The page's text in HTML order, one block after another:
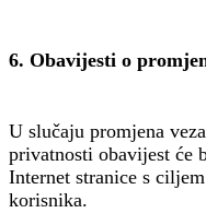
6. Obavijesti o
U slučaju promjena
privatnosti obavijest će
Internet stranice s
korisnika.